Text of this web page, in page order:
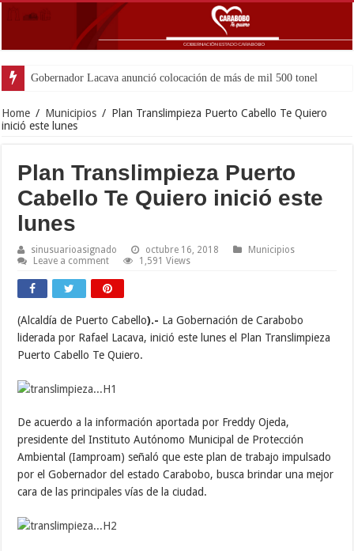
Home / Municipios / Plan Translimpieza Puerto Cabello Te Quiero
inició este lunes
Plan Translimpieza Puerto
Cabello Te Quiero inició este
lunes
sinusuarioasignado octubre 16, 2018
Municipios
Leave a comment
1,591 Views
(Alcaldía de Puerto Cabello).- La Gobernación de Carabobo
liderada por Rafael Lacava, inició este lunes el Plan Translimpieza
Puerto Cabello Te Quiero.
De acuerdo a la información aportada por Freddy Ojeda,
presidente del Instituto Autónomo Municipal de Protección
Ambiental (Iamproam) señaló que este plan de trabajo impulsado
por el Gobernador del estado Carabobo, busca brindar una mejor
cara de las principales vías de la ciudad.